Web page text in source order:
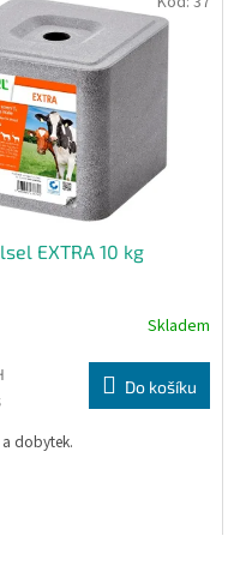
EXTRA 10 kg
Skladem
Do košíku
dobytek.